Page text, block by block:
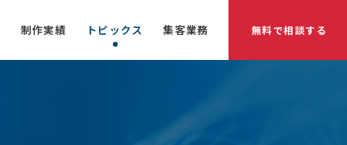
制作実績 トピックス 集客業務 無料で相談する